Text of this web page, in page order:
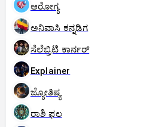
ಆರೋಗ್ಯ
ಅನಿವಾಸಿ ಕನ್ನಡಿಗ
ಸೆಲೆಬ್ರಿಟಿ ಕಾರ್ನರ್‌
Explainer
ಜ್ಯೋತಿಷ್ಯ
ರಾಶಿ ಫಲ